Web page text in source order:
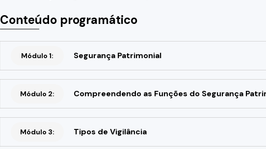
Conteúdo programático
Módulo 1: Segurança Patrimonial
Módulo 2: Compreendendo as Funções do Segurança
Módulo 3: Tipos de Vigilância